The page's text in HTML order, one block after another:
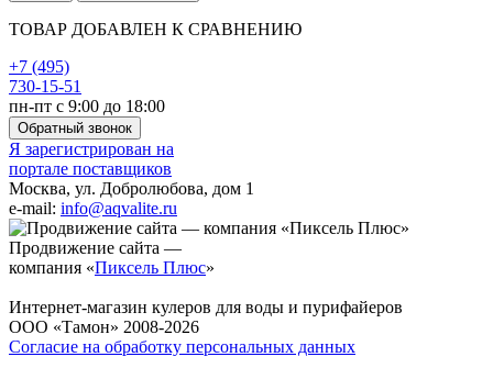
ТОВАР ДОБАВЛЕН К СРАВНЕНИЮ
+7 (495)
730-15-51
пн-пт с 9:00 до 18:00
Обратный звонок
Я зарегистрирован на
портале поставщиков
Москва, ул. Добролюбова, дом 1
e-mail: info@aqvalite.ru
Продвижение сайта —
компания «Пиксель Плюс»
Интернет-магазин кулеров для воды и пурифайеров
ООО «Тамон» 2008-2026
Согласие на обработку персональных данных